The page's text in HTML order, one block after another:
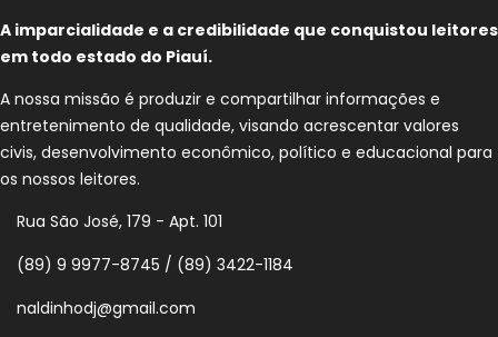
A imparcialidade e a credibilidade que conquistou leitores
em todo estado do Piauí.
A nossa missão é produzir e compartilhar informações e
entretenimento de qualidade, visando acrescentar valores
civis, desenvolvimento econômico, político e educacional para
os nossos leitores.
Rua São José, 179 - Apt. 101
(89) 9 9977-8745 / (89) 3422-1184
naldinhodj@gmail.com